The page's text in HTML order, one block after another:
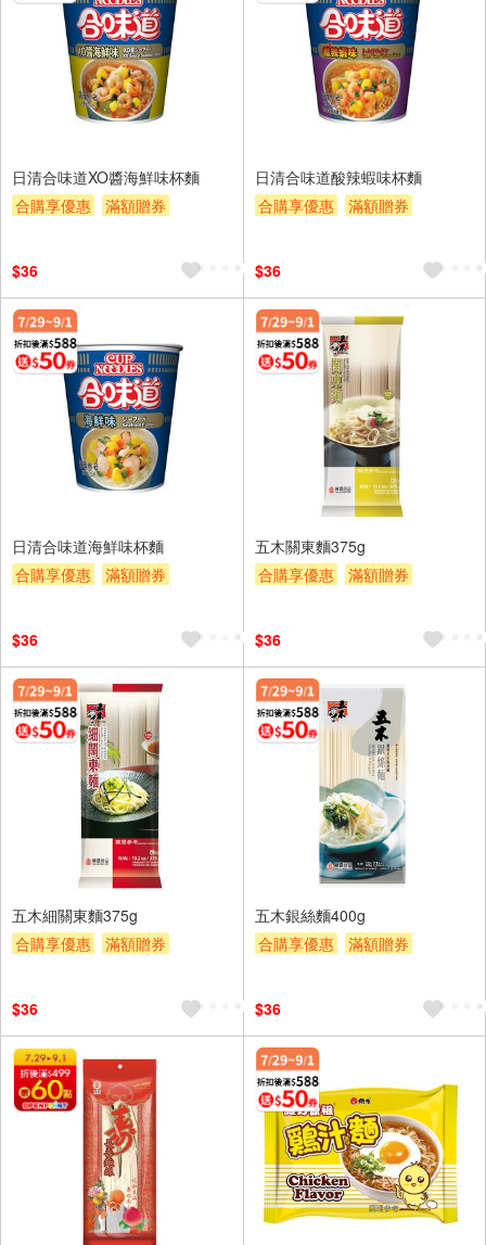
日清合味道XO醬海鮮味杯麵
合購享優惠
滿額贈券
$36
日清合味道酸辣蝦味杯麵
合購享優惠
滿額贈券
$36
日清合味道海鮮味杯麵
合購享優惠
滿額贈券
$36
五木關東麵375g
合購享優惠
滿額贈券
$36
五木細關東麵375g
合購享優惠
滿額贈券
$36
五木銀絲麵400g
合購享優惠
滿額贈券
$36